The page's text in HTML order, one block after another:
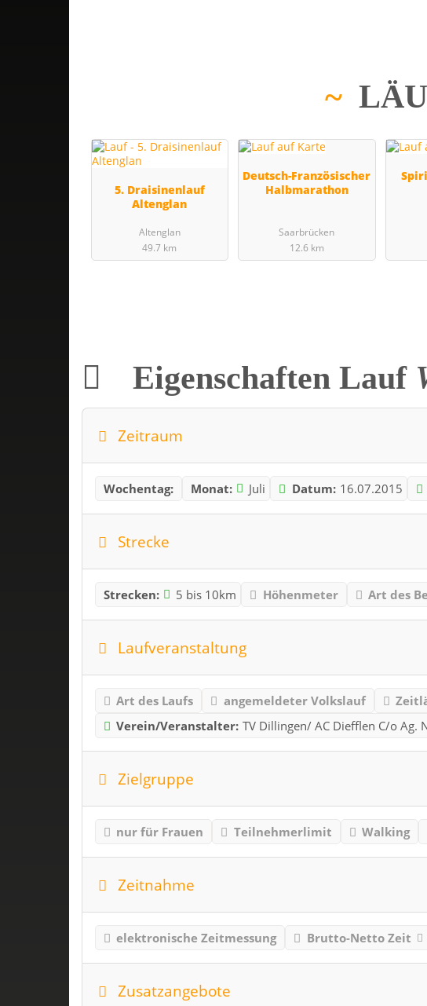
5. Draisinenlauf
Altenglan
Altenglan
49.7 km
Deutsch-Französischer
Halbmarathon
Saarbrücken
12.6 km
Eigenschaften Lauf
Zeitraum
Wochentag: Monat: Juli Datum: 16.07.2015
Strecke
Strecken: 5 bis 10km Höhenmeter Art des
Laufveranstaltung
Art des Laufs angemeldeter Volkslauf
Verein/Veranstalter: TV Dillingen/ AC Diefflen C/o Ag.
Zielgruppe
nur für Frauen Teilnehmerlimit Walking
Zeitnahme
elektronische Zeitmessung Brutto-Netto Zeit
Zusatzangebote